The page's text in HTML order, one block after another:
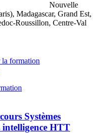
Nouvelle
Madagascar, Grand Est,
Roussillon, Centre-Val
formation
Systèmes
HTT